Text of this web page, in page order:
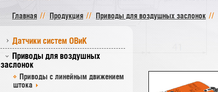
Главная Продукция Приводы для воздушных заслонок
Датчики систем ОВиК
Приводы для воздушных
заслонок
Приводы с линейным движением
штока